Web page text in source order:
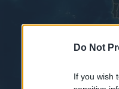
Do Not
If you wish